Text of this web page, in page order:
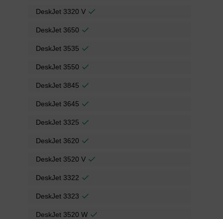
DeskJet 3320 V
DeskJet 3650
DeskJet 3535
DeskJet 3550
DeskJet 3845
DeskJet 3645
DeskJet 3325
DeskJet 3620
DeskJet 3520 V
DeskJet 3322
DeskJet 3323
DeskJet 3520 W